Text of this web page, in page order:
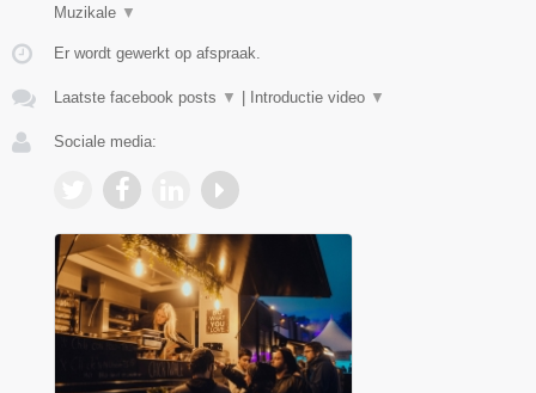
Muzikale ▼
Er wordt gewerkt op afspraak.
Laatste facebook posts ▼ Introductie video ▼
Sociale media: